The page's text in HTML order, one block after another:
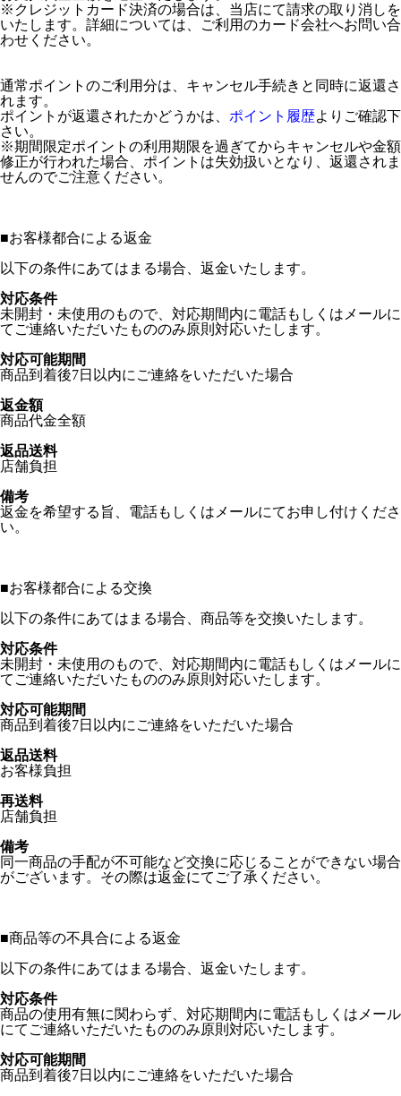
※クレジットカード決済の場合は、当店にて請求の取り消しを
いたします。詳細については、ご利用のカード会社へお問い合
わせください。
通常ポイントのご利用分は、キャンセル手続きと同時に返還さ
れます。
ポイントが返還されたかどうかは、 ポイント履歴よりご確認下
さい。
※期間限定ポイントの利用期限を過ぎてからキャンセルや金額
修正が行われた場合、ポイントは失効扱いとなり、返還されま
せんのでご注意ください。
■お客様都合による返金
以下の条件にあてはまる場合、返金いたします。
対応条件
未開封・未使用のもので、対応期間内に電話もしくはメールに
てご連絡いただいたもののみ原則対応いたします。
対応可能期間
商品到着後7日以内にご連絡をいただいた場合
返金額
商品代金全額
返品送料
店舗負担
備考
返金を希望する旨、電話もしくはメールにてお申し付けくださ
い。
■お客様都合による交換
以下の条件にあてはまる場合、商品等を交換いたします。
対応条件
未開封・未使用のもので、対応期間内に電話もしくはメールに
てご連絡いただいたもののみ原則対応いたします。
対応可能期間
商品到着後7日以内にご連絡をいただいた場合
返品送料
お客様負担
再送料
店舗負担
備考
同一商品の手配が不可能など交換に応じることができない場合
がございます。その際は返金にてご了承ください。
■商品等の不具合による返金
以下の条件にあてはまる場合、返金いたします。
対応条件
商品の使用有無に関わらず、対応期間内に電話もしくはメール
にてご連絡いただいたもののみ原則対応いたします。
対応可能期間
商品到着後7日以内にご連絡をいただいた場合